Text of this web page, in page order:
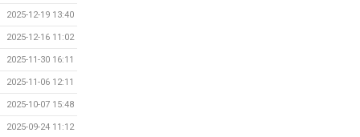
2025-12-19 13:40
2025-12-16 11:02
2025-11-30 16:11
2025-11-06 12:11
2025-10-07 15:48
2025-09-24 11:12